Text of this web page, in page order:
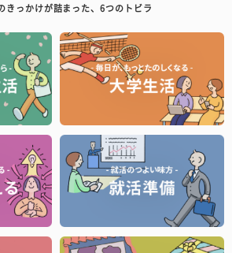
きっかけが詰まった、6つのトビラ